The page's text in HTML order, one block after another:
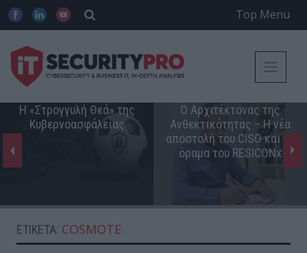
Top Menu
Η «Στρογγυλή Θεά» της
Κυβερνοασφάλειας
Ο Αρχιτέκτονας της
Ανθεκτικότητας – Η νέα
αποστολή του CISO και το
όραμα του RESICONx
ΕΤΙΚΈΤΑ: COSMOTE